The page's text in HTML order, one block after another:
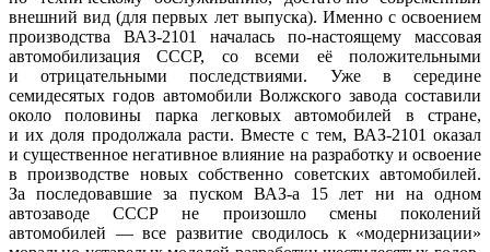
внешний вид (для первых лет выпуска). Именно с освоением
производства ВАЗ-2101 началась по-настоящему массовая
автомобилизация СССР, со всеми её положительными
и отрицательными последствиями. Уже в середине
семидесятых годов автомобили Волжского завода составили
около половины парка легковых автомобилей в стране,
и их доля продолжала расти. Вместе с тем, ВАЗ-2101 оказал
и существенное негативное влияние на разработку и освоение
в производстве новых собственно советских автомобилей.
За последовавшие за пуском ВАЗ-а 15 лет ни на одном
автозаводе СССР не произошло смены поколений
автомобилей — все развитие сводилось к «модернизации»